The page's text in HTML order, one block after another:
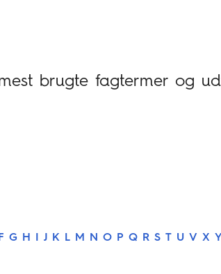
brugte fagtermer og
G H I J K L M N O P Q R S T U V X Y